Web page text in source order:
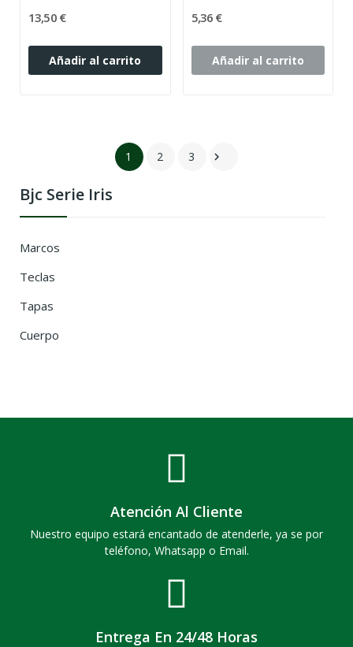
Bjc Serie Iris
Marcos
Teclas
Tapas
Cuerpo
13,50 €
Añadir al carrito
5,36 €
Añadir al carrito
1 2 3 
Atención Al Cliente
Nuestro equipo estará encantado de atenderle, ya se por
teléfono, Whatsapp o Email.
Entrega En 24/48 Horas